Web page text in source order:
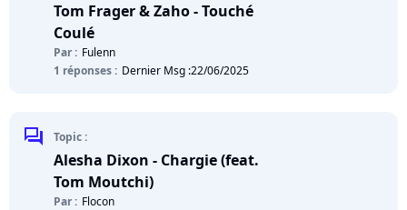
Tom Frager & Zaho - Touché
Coulé
Par : Fulenn
1 réponses : Dernier Msg :22/06/2025
chat Topic :
Alesha Dixon - Chargie (feat.
Tom Moutchi)
Par : Flocon